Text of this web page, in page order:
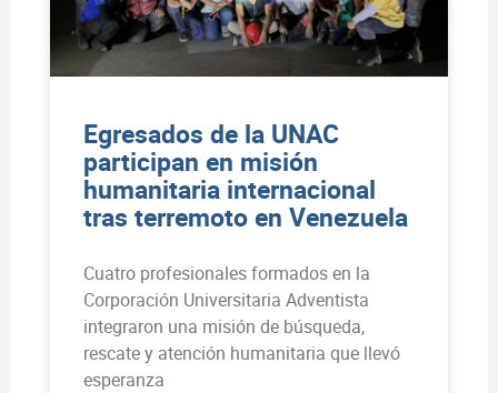
Egresados de la UNAC
participan en misión
humanitaria internacional
tras terremoto en Venezuela
Cuatro profesionales formados en la
Corporación Universitaria Adventista
integraron una misión de búsqueda,
rescate y atención humanitaria que llevó
esperanza